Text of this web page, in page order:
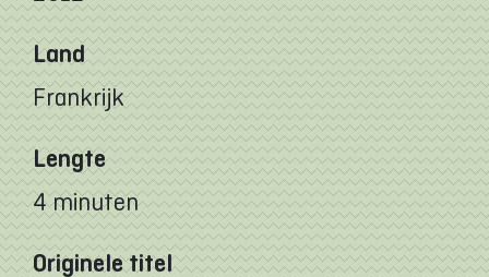
Land
Frankrijk
Lengte
4 minuten
Originele titel